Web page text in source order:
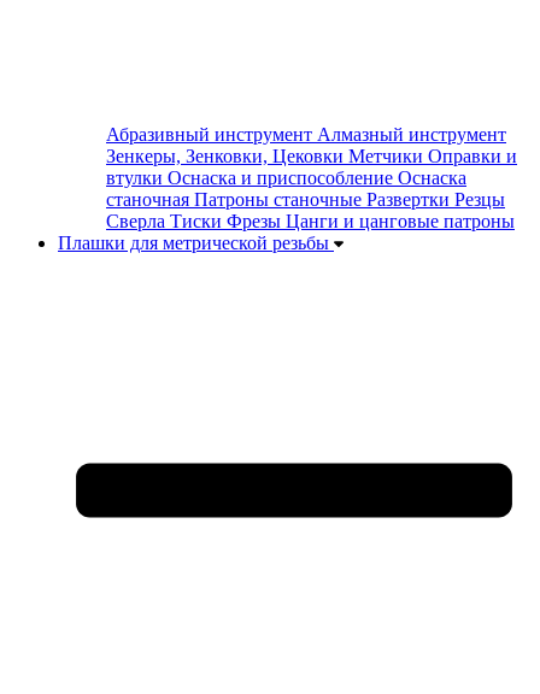
Абразивный инструмент Алмазный инструмент
Зенкеры, Зенковки, Цековки Метчики Оправки и
втулки Оснаска и приспособление Оснаска
станочная Патроны станочные Развертки Резцы
Сверла Тиски Фрезы Цанги и цанговые патроны
Плашки для метрической резьбы